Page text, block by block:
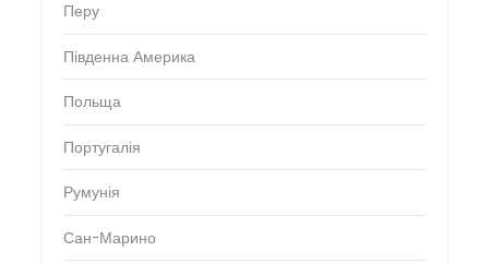
Перу
Південна Америка
Польща
Португалія
Румунія
Сан-Марино